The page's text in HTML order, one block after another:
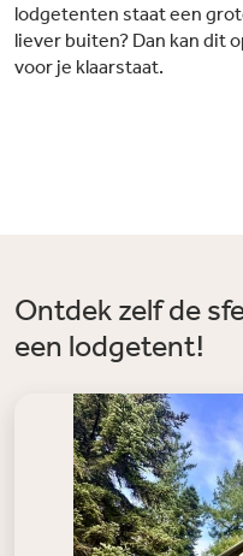
lodgetenten staat een
liever buiten? Dan kan dit
voor je klaarstaat.
Ontdek zelf de
een lodgetent!